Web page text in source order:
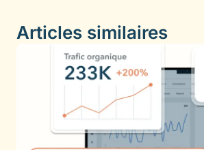
Articles similaires